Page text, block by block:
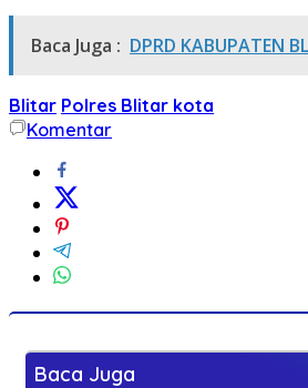
Baca Juga : DPRD KABUPATEN
Blitar Polres Blitar kota
Komentar
Baca Juga